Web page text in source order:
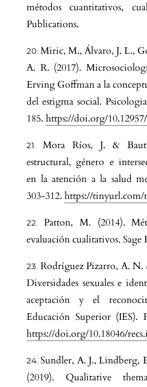
métodos cuantitativos,
Publications.
Miric, M., Álvaro, J. L.,
A. R. (2017).
Erving Goffman a la
del estigma social.
185. https://doi.org/10.12957/
Mora Ríos, J. &
estructural, género e
en la atención a la salud
303-312. https://tinyurl.com/
Patton, M. (2014).
evaluación cualitativos. Sage
Rodríguez Pizarro, A. N.
Diversidades sexuales e
aceptación y el
Educación Superior (IES).
https://doi.org/10.18046/
Sundler, A. J., Lindberg,
(2019). Qualitative